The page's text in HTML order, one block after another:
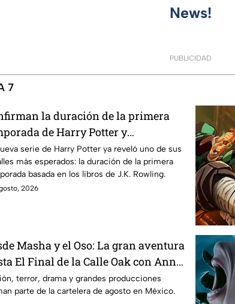
News!
PUBLICIDAD
7
la duración de la primera
de Harry Potter y
a los fans de los libros
serie de Harry Potter ya reveló uno de sus
más esperados: la duración de la primera
basada en los libros de J.K. Rowling.
2026
Masha y el Oso: La gran aventura
El Final de la Calle Oak con Anne
Esta es la lista completa de
en cines para agosto de
terror, drama y grandes producciones
parte de la cartelera de agosto en México.